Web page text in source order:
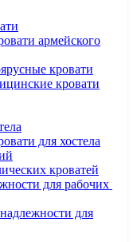
армейского
кровати
кровати
для хостела
кроватей
для рабочих
для